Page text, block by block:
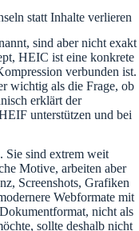
statt Inhalte verlieren
sind aber nicht exakt
HEIC ist eine konkrete
verbunden ist.
wichtig als die Frage, ob
erklärt der
unterstützen und bei
Sie sind extrem weit
Motive, arbeiten aber
Screenshots, Grafiken
Webformate mit
nicht als
sollte deshalb nicht